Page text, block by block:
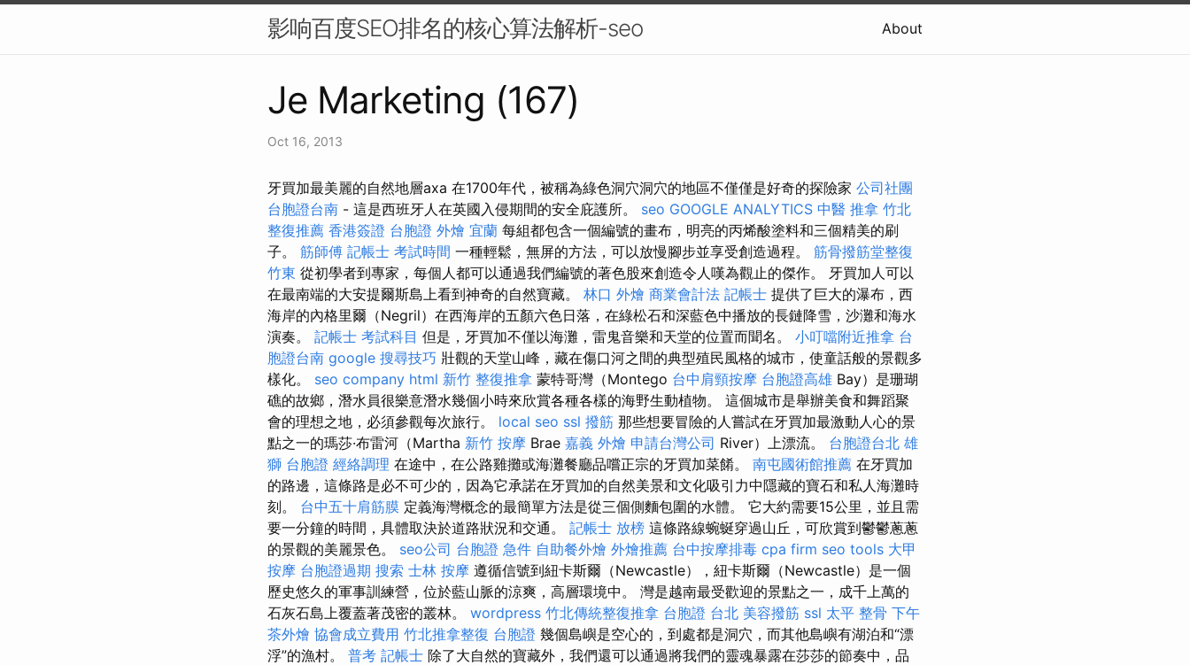
影响百度SEO排名的核心算法解析-seo About
Je Marketing (167)
Oct 16, 2013
牙買加最美麗的自然地層axa 在1700年代，被稱為綠色洞穴洞穴的地區不僅僅是好奇的探險家 公司社團
台胞證台南 - 這是西班牙人在英國入侵期間的安全庇護所。 seo GOOGLE ANALYTICS 中醫 推拿 竹北
整復推薦 香港簽證 台胞證 外燴 宜蘭 每組都包含一個編號的畫布，明亮的丙烯酸塗料和三個精美的刷
子。 筋師傅 記帳士 考試時間 一種輕鬆，無屏的方法，可以放慢腳步並享受創造過程。 筋骨撥筋堂整復
竹東 從初學者到專家，每個人都可以通過我們編號的著色股來創造令人嘆為觀止的傑作。 牙買加人可以
在最南端的大安提爾斯島上看到神奇的自然寶藏。 林口 外燴 商業會計法 記帳士 提供了巨大的瀑布，西
海岸的內格里爾（Negril）在西海岸的五顏六色日落，在綠松石和深藍色中播放的長鏈降雪，沙灘和海水
演奏。 記帳士 考試科目 但是，牙買加不僅以海灘，雷鬼音樂和天堂的位置而聞名。 小叮噹附近推拿 台
胞證台南 google 搜尋技巧 壯觀的天堂山峰，藏在傷口河之間的典型殖民風格的城市，使童話般的景觀多
樣化。 seo company html 新竹 整復推拿 蒙特哥灣（Montego 台中肩頸按摩 台胞證高雄 Bay）是珊瑚
礁的故鄉，潛水員很樂意潛水幾個小時來欣賞各種各樣的海野生動植物。 這個城市是舉辦美食和舞蹈聚
會的理想之地，必須參觀每次旅行。 local seo ssl 撥筋 那些想要冒險的人嘗試在牙買加最激動人心的景
點之一的瑪莎·布雷河（Martha 新竹 按摩 Brae 嘉義 外燴 申請台灣公司 River）上漂流。 台胞證台北 雄
獅 台胞證 經絡調理 在途中，在公路雞攤或海灘餐廳品嚐正宗的牙買加菜餚。 南屯國術館推薦 在牙買加
的路邊，這條路是必不可少的，因為它承諾在牙買加的自然美景和文化吸引力中隱藏的寶石和私人海灘時
刻。 台中五十肩筋膜 定義海灣概念的最簡單方法是從三個側麵包圍的水體。 它大約需要15公里，並且需
要一分鐘的時間，具體取決於道路狀況和交通。 記帳士 放榜 這條路線蜿蜒穿過山丘，可欣賞到鬱鬱蔥蔥
的景觀的美麗景色。 seo公司 台胞證 急件 自助餐外燴 外燴推薦 台中按摩排毒 cpa firm seo tools 大甲
按摩 台胞證過期 搜索 士林 按摩 遵循信號到紐卡斯爾（Newcastle），紐卡斯爾（Newcastle）是一個
歷史悠久的軍事訓練營，位於藍山脈的涼爽，高層環境中。 灣是越南最受歡迎的景點之一，成千上萬的
石灰石島上覆蓋著茂密的叢林。 wordpress 竹北傳統整復推拿 台胞證 台北 美容撥筋 ssl 太平 整骨 下午
茶外燴 協會成立費用 竹北推拿整復 台胞證 幾個島嶼是空心的，到處都是洞穴，而其他島嶼有湖泊和“漂
浮”的漁村。 普考 記帳士 除了大自然的寶藏外，我們還可以通過將我們的靈魂暴露在莎莎的節奏中，品